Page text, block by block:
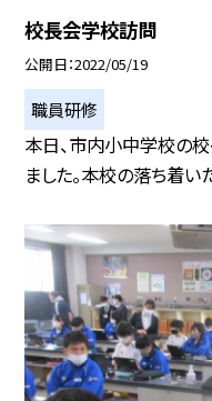
校長会学校訪問
公開日 2022/05/19
職員研修
本日、市内小中学校の
ました。本校の落ち着い